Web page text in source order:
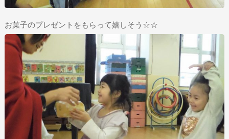
お菓子のプレゼントをもらって嬉しそう☆☆